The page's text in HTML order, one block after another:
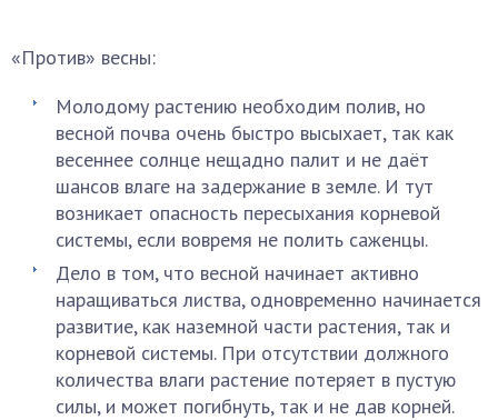
«Против» весны:
Молодому растению необходим полив, но
весной почва очень быстро высыхает, так как
весеннее солнце нещадно палит и не даёт
шансов влаге на задержание в земле. И тут
возникает опасность пересыхания корневой
системы, если вовремя не полить саженцы.
Дело в том, что весной начинает активно
наращиваться листва, одновременно начинается
развитие, как наземной части растения, так и
корневой системы. При отсутствии должного
количества влаги растение потеряет в пустую
силы, и может погибнуть, так и не дав корней.